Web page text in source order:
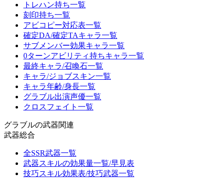
トレハン持ち一覧
刻印持ち一覧
アビコピー対応表一覧
確定DA/確定TAキャラ一覧
サブメンバー効果キャラ一覧
0ターンアビリティ持ちキャラ一覧
最終キャラ/召喚石一覧
キャラ/ジョブスキン一覧
キャラ年齢/身長一覧
グラブル出演声優一覧
クロスフェイト一覧
グラブルの武器関連
武器総合
全SSR武器一覧
武器スキルの効果量一覧/早見表
技巧スキル効果表/技巧武器一覧